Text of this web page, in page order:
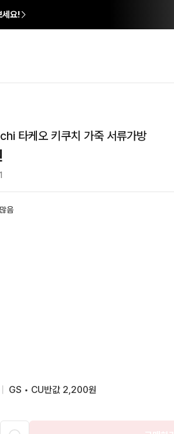
세요!
타케오 키쿠치 가죽 서류가방
1
음
택배만 되니 결제전에 챗주세요
실측 사이즈 참고
GS • CU반값 2,200원